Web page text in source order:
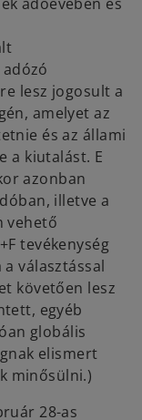
lesz jogosult a
amelyet az
és az állami
a kiutalást. E
azonban
illetve a
vehető
tevékenység
választással
követően lesz
egyéb
globális
elismert
minősülni.)
28-as